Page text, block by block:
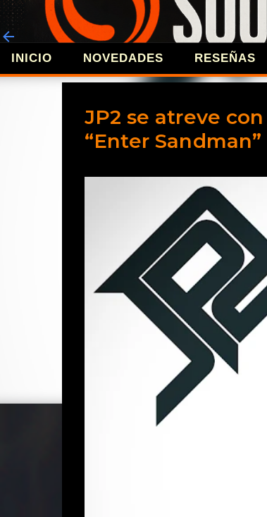
INICIO NOVEDADES RESEÑAS
JP2 se atreve
“Enter Sandman”